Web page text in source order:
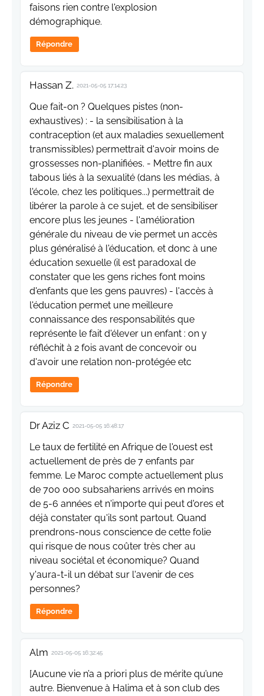
faisons rien contre l'explosion
démographique.
Répondre
Hassan Z. 2021-05-05 17:14:23
Que fait-on ? Quelques pistes (non-
exhaustives) : - la sensibilisation à la
contraception (et aux maladies sexuellement
transmissibles) permettrait d'avoir moins de
grossesses non-planifiées. - Mettre fin aux
tabous liés à la sexualité (dans les médias, à
l'école, chez les politiques...) permettrait de
libérer la parole à ce sujet, et de sensibiliser
encore plus les jeunes - l'amélioration
générale du niveau de vie permet un accès
plus généralisé à l'éducation, et donc à une
éducation sexuelle (il est paradoxal de
constater que les gens riches font moins
d'enfants que les gens pauvres) - l'accès à
l'éducation permet une meilleure
connaissance des responsabilités que
représente le fait d'élever un enfant : on y
réfléchit à 2 fois avant de concevoir ou
d'avoir une relation non-protégée etc
Répondre
Dr Aziz C 2021-05-05 16:48:17
Le taux de fertilité en Afrique de l'ouest est
actuellement de près de 7 enfants par
femme. Le Maroc compte actuellement plus
de 700 000 subsahariens arrivés en moins
de 5-6 années et n'importe qui peut d'ores et
déjà constater qu'ils sont partout. Quand
prendrons-nous conscience de cette folie
qui risque de nous coûter très cher au
niveau sociétal et économique? Quand
y'aura-t-il un débat sur l'avenir de ces
personnes?
Répondre
Alm 2021-05-05 16:32:45
[Aucune vie n’a a priori plus de mérite qu’une
autre. Bienvenue à Halima et à son club des